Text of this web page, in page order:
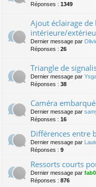
Réponses : 1349
Ajout éclairage
intérieure/
Dernier message par
Réponses : 26
Triangle de
Dernier message par
Réponses : 38
Caméra
Dernier message par
Réponses : 16
Différences entre
Dernier message par
Réponses : 9
Ressorts courts
Dernier message par
Réponses : 876